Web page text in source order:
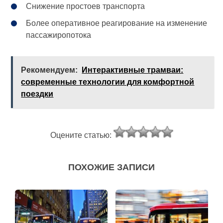
Снижение простоев транспорта
Более оперативное реагирование на изменение
пассажиропотока
Рекомендуем:
Интерактивные трамваи:
современные технологии для комфортной
поездки
Оцените статью:
ПОХОЖИЕ ЗАПИСИ